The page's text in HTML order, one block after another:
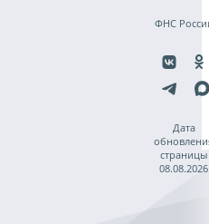
ФНС
Дата
страницы
08.08.2026